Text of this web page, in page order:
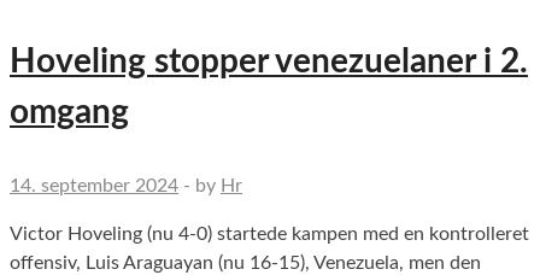
Hoveling stopper venezuelaner i 2.
omgang
14. september 2024 - by Hr
Victor Hoveling (nu 4-0) startede kampen med en kontrolleret
offensiv, Luis Araguayan (nu 16-15), Venezuela, men den